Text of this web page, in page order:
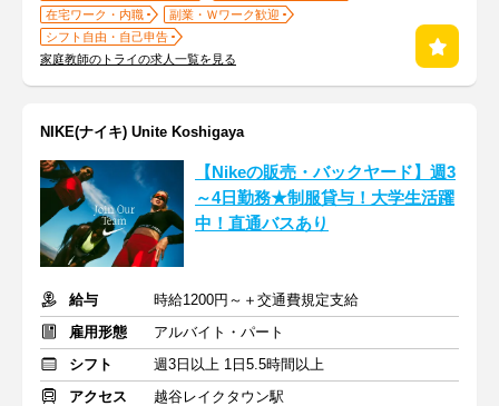
在宅ワーク・内職
副業・Ｗワーク歓迎
シフト自由・自己申告
家庭教師のトライの求人一覧を見る
NIKE(ナイキ) Unite Koshigaya
【Nikeの販売・バックヤード】週3
～4日勤務★制服貸与！大学生活躍
中！直通バスあり
給与
時給1200円～＋交通費規定支給
雇用形態
アルバイト・パート
シフト
週3日以上 1日5.5時間以上
アクセス
越谷レイクタウン駅